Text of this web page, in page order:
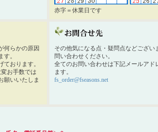
赤字＝休業日です
何らかの原因
。
おります。
お手数では
願いいたしま
その他気になる点・疑問点などござい
問い合わせください。
全てのお問い合わせは下記メールアド
ます。
fs_order@fseasons.net